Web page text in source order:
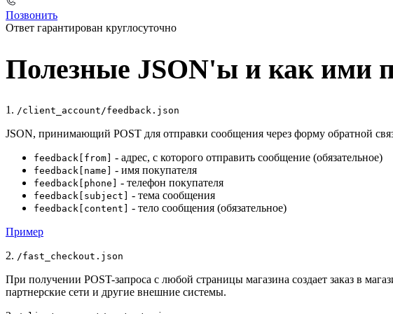
Позвонить
Ответ гарантирован круглосуточно
Полезные JSON'ы и как ими
1. /client_account/feedback.json
JSON, принимающий POST для отправки сообщения через форму обратной
feedback[from] - адрес, с которого отправить сообщение (обязательное)
feedback[name] - имя покупателя
feedback[phone] - телефон покупателя
feedback[subject] - тема сообщения
feedback[content]
- тело сообщения (обязательное)
Пример
2. /fast_checkout.json
При получении POST-запроса с любой страницы магазина создает заказ в
партнерские сети и другие внешние системы.